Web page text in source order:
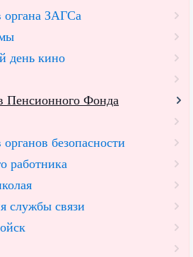
органа ЗАГСа
день кино
Пенсионного Фонда
безопасности
работника
службы связи